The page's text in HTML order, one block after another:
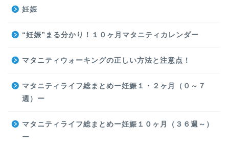
妊娠
“妊娠”まる分かり！１０ヶ月マタニティカレンダー
マタニティウォーキングの正しい方法と注意点！
マタニティライフ総まとめー妊娠１・２ヶ月（０～７
週）ー
マタニティライフ総まとめー妊娠１０ヶ月（３６週～）
ー